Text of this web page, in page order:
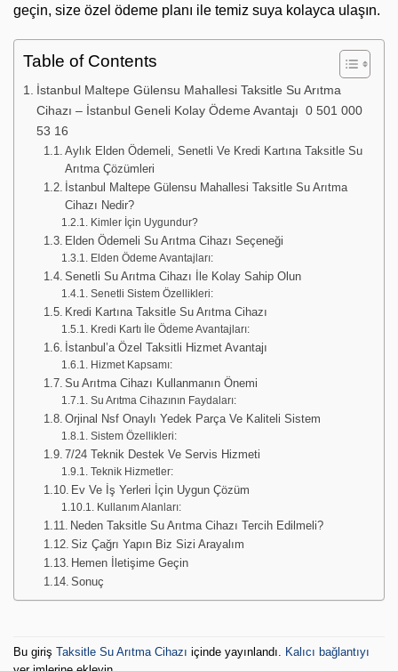
geçin, size özel ödeme planı ile temiz suya kolayca ulaşın.
Table of Contents
İstanbul Maltepe Gülensu Mahallesi Taksitle Su Arıtma
Cihazı – İstanbul Geneli Kolay Ödeme Avantajı 0 501 000
53 16
Aylık Elden Ödemeli, Senetli Ve Kredi Kartına Taksitle Su
Arıtma Çözümleri
İstanbul Maltepe Gülensu Mahallesi Taksitle Su Arıtma
Cihazı Nedir?
Kimler İçin Uygundur?
Elden Ödemeli Su Arıtma Cihazı Seçeneği
Elden Ödeme Avantajları:
Senetli Su Arıtma Cihazı İle Kolay Sahip Olun
Senetli Sistem Özellikleri:
Kredi Kartına Taksitle Su Arıtma Cihazı
Kredi Kartı İle Ödeme Avantajları:
İstanbul’a Özel Taksitli Hizmet Avantajı
Hizmet Kapsamı:
Su Arıtma Cihazı Kullanmanın Önemi
Su Arıtma Cihazının Faydaları:
Orjinal Nsf Onaylı Yedek Parça Ve Kaliteli Sistem
Sistem Özellikleri:
7/24 Teknik Destek Ve Servis Hizmeti
Teknik Hizmetler:
Ev Ve İş Yerleri İçin Uygun Çözüm
Kullanım Alanları:
Neden Taksitle Su Arıtma Cihazı Tercih Edilmeli?
Siz Çağrı Yapın Biz Sizi Arayalım
Hemen İletişime Geçin
Sonuç
Bu giriş Taksitle Su Arıtma Cihazı içinde yayınlandı.
Kalıcı bağlantıyı